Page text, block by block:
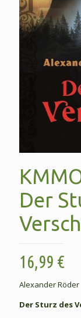
Der
16,99 €
Alexander Röder
Der Sturz des